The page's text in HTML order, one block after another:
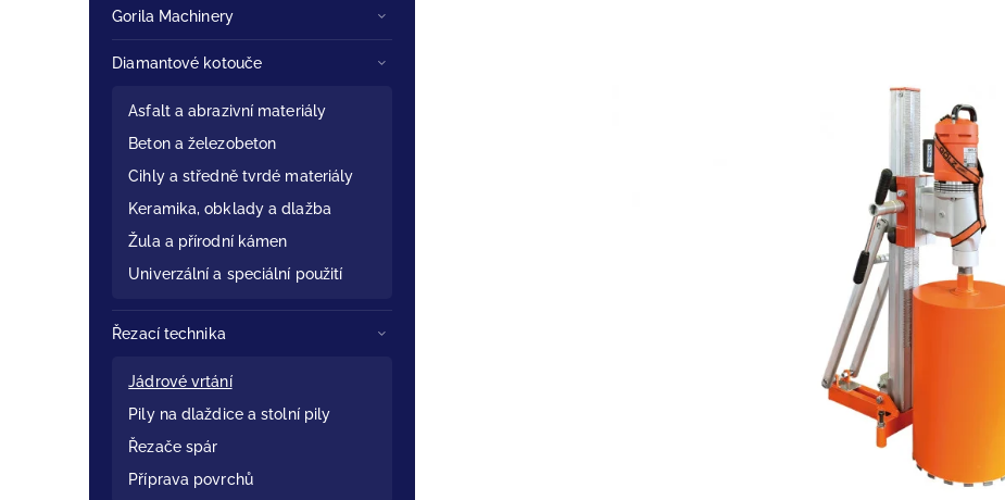
Gorila Machinery
Diamantové kotouče
Asfalt a abrazivní materiály
Beton a železobeton
Cihly a středně tvrdé materiály
Keramika, obklady a dlažba
Žula a přírodní kámen
Univerzální a speciální použití
Řezací technika
Jádrové vrtání
Pily na dlaždice a stolní pily
Řezače spár
Příprava povrchů